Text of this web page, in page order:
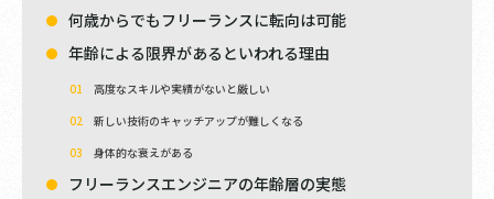
何歳からでもフリーランスに転向は可能
年齢による限界があるといわれる理由
高度なスキルや実績がないと厳しい
新しい技術のキャッチアップが難しくなる
身体的な衰えがある
フリーランスエンジニアの年齢層の実態